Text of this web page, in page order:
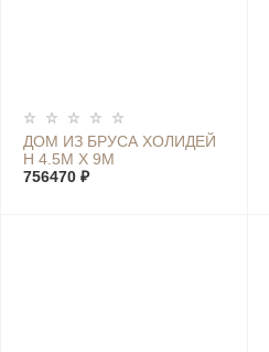
ДОМ ИЗ БРУСА ХОЛИДЕЙ
Н 4.5М Х 9М
756470 ₽